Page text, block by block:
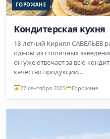
ГОРОЖАНЕ
Кондитерская кухня
18-летний Кирилл САВЕЛЬЕВ
одном из столичных
он уже отвечает за всю
качество продукции....
27 сентября 2025 Горожане